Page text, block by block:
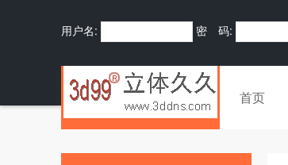
用户名: 密 码:
首页